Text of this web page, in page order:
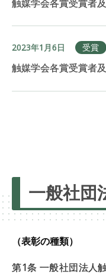
2023年1月6日 受賞
触媒学会各賞受賞者
一般社団
（表彰の種類）
第1条 一般社団法人